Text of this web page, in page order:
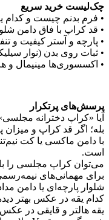
چک‌لیست خرید سریع
• فرم بدنم چیست و کدام
• قد کراپ با فاق دامن
• پارچه و آستر کیفیت و
• ثبات روی بدن (نوار
• اکسسوری‌ها مینیمال و
پرسش‌های پرتکرار
آیا «کراپ دخترانه
بله؛ اگر قد کراپ و
با دامن ماکسی یا کت
است.
می‌توان کراپ مجلسی را
برای مهمانی‌های
شلوار پارچه‌ای یا دامن
کدام یقه در عکس بهتر
یقه هالتر و قایقی در